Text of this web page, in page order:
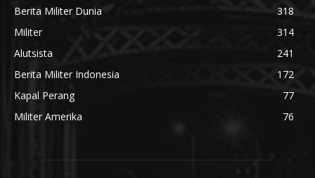
Berita Militer Dunia
318
Militer
314
Alutsista
241
Berita Militer Indonesia
172
Kapal Perang
77
Militer Amerika
76